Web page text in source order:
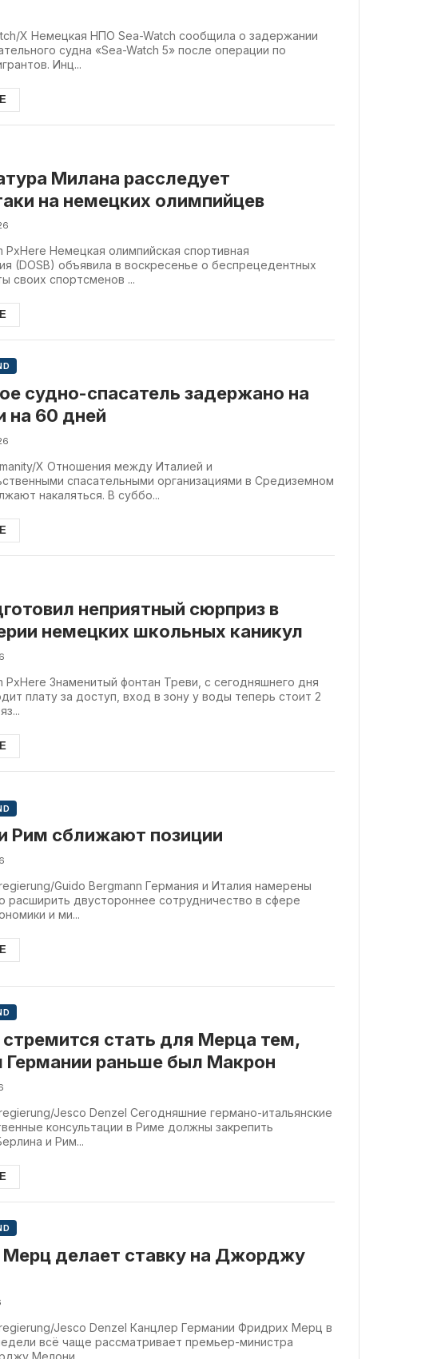
X Немецкая НПО Sea-Watch сообщила о задержании
судна «Sea-Watch 5» после операции по
Инц...
Милана расследует
на немецких олимпийцев
PxHere Немецкая олимпийская спортивная
(DOSB) объявила в воскресенье о беспрецедентных
своих спортсменов ...
судно-спасатель задержано на
на 60 дней
X Отношения между Италией и
спасательными организациями в Средиземном
накаляться. В суббо...
неприятный сюрприз в
немецких школьных каникул
PxHere Знаменитый фонтан Треви, с сегодняшнего дня
плату за доступ, вход в зону у воды теперь стоит 2
Рим сближают позиции
Guido Bergmann Германия и Италия намерены
расширить двустороннее сотрудничество в сфере
и ми...
стать для Мерца тем,
Германии раньше был Макрон
Jesco Denzel Сегодняшние германо-итальянские
консультации в Риме должны закрепить
и Рим...
делает ставку на Джорджу
Jesco Denzel Канцлер Германии Фридрих Мерц в
всё чаще рассматривает премьер-министра